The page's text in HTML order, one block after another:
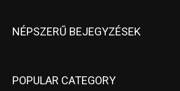
NÉPSZERŰ BEJEGYZÉSEK
POPULAR CATEGORY